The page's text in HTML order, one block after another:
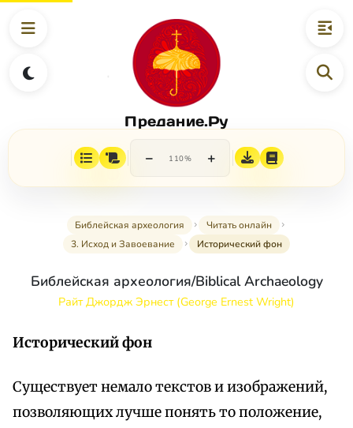
Предание.Ру
− 110% +
Библейская археология
Читать онлайн
3. Исход и Завоевание
Исторический фон
Библейская археология/Biblical Archaeology
Райт Джордж Эрнест (George Ernest Wright)
Исторический фон
Существует немало текстов и изображений,
позволяющих лучше понять то положение,